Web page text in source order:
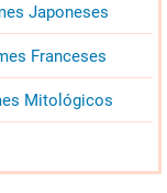
Japoneses
Franceses
Mitológicos